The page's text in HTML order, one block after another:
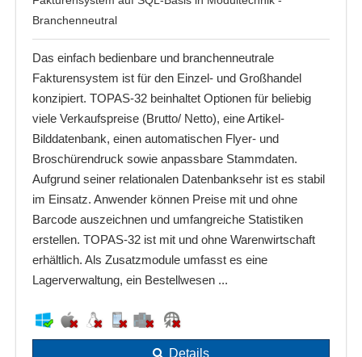
Branchenneutral
Das einfach bedienbare und branchenneutrale
Fakturensystem ist für den Einzel- und Großhandel
konzipiert. TOPAS-32 beinhaltet Optionen für beliebig
viele Verkaufspreise (Brutto/ Netto), eine Artikel-
Bilddatenbank, einen automatischen Flyer- und
Broschürendruck sowie anpassbare Stammdaten.
Aufgrund seiner relationalen Datenbanksehr ist es stabil
im Einsatz. Anwender können Preise mit und ohne
Barcode auszeichnen und umfangreiche Statistiken
erstellen. TOPAS-32 ist mit und ohne Warenwirtschaft
erhältlich. Als Zusatzmodule umfasst es eine
Lagerverwaltung, ein Bestellwesen ...
Details